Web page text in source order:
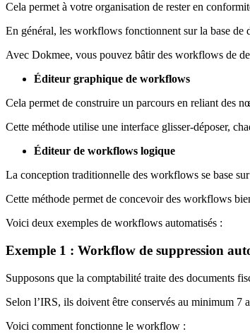
Cela permet à votre organisation de rester en
En général, les workflows fonctionnent sur la base de
Avec Dokmee, vous pouvez bâtir des workflows de
Éditeur graphique de workflows
Cela permet de construire un parcours en reliant des
Cette méthode utilise une interface glisser-déposer,
Éditeur de workflows logique
La conception traditionnelle des workflows se base
Cette méthode permet de concevoir des workflows
Voici deux exemples de workflows automatisés :
Exemple 1 : Workflow de suppression
Supposons que la comptabilité traite des documents
Selon l’IRS, ils doivent être conservés au minimum 7
Voici comment fonctionne le workflow :